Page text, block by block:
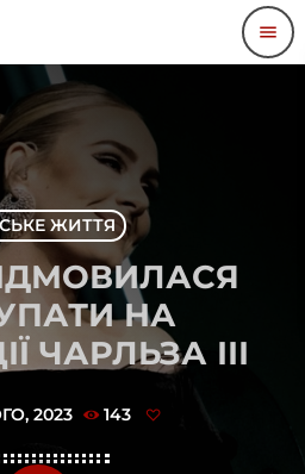
menu
ЖИТТЯ
НА
ЧАРЛЬЗА ІІІ
2023 143